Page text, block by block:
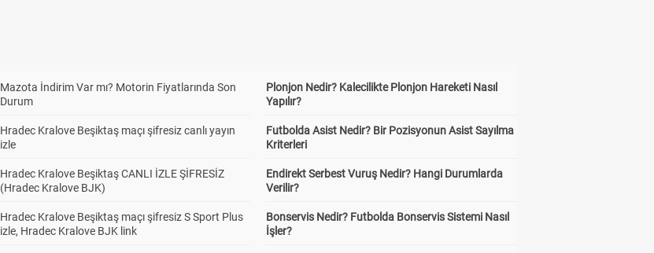
Mazota İndirim Var mı? Motorin Fiyatlarında Son
Durum
Hradec Kralove Beşiktaş maçı şifresiz canlı yayın
izle
Hradec Kralove Beşiktaş CANLI İZLE ŞİFRESİZ
(Hradec Kralove BJK)
Hradec Kralove Beşiktaş maçı şifresiz S Sport Plus
izle, Hradec Kralove BJK link
Plonjon Nedir? Kalecilikte Plonjon Hareketi Nasıl
Yapılır?
Futbolda Asist Nedir? Bir Pozisyonun Asist Sayılma
Kriterleri
Endirekt Serbest Vuruş Nedir? Hangi Durumlarda
Verilir?
Bonservis Nedir? Futbolda Bonservis Sistemi Nasıl
İşler?